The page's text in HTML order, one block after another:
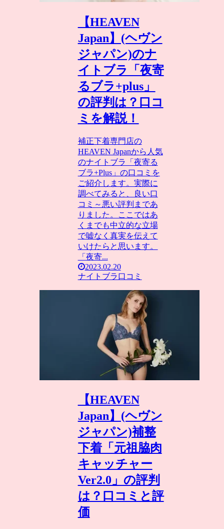
【HEAVEN
Japan】(ヘヴン
ジャパン)のナ
イトブラ「夜寄
るブラ+plus」
の評判は？口コ
ミを解説！
補正下着専門店の
HEAVEN Japanから人気
のナイトブラ「夜寄る
ブラ+Plus」の口コミを
ご紹介します。実際に
調べてみると、良い口
コミ～悪い評判まであ
りました。ここではあ
くまでも中立的な立場
で嘘なく真実を伝えて
いけたらと思います。
「夜寄...
2023.02.20
ナイトブラ口コミ
【HEAVEN
Japan】(ヘヴン
ジャパン)補整
下着「元祖脇肉
キャッチャー
Ver2.0」の評判
は？口コミと評
価